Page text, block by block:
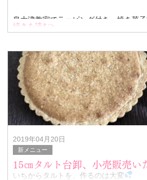
泉大津教室でラッピング付き、焼き菓
(^^)
今後、フィナンシェ、クッキー、パウ
定しております！
続きを読む>
2019年04月20日
新メニュー
15㎝タルト台卸、小売販売い
いちからタルトを、作るのは大変